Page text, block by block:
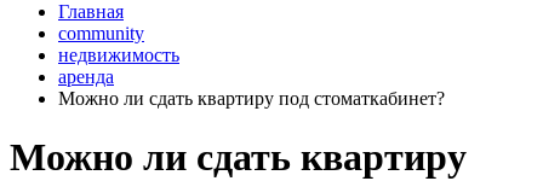
Главная
community
недвижимость
аренда
Можно ли сдать квартиру под стоматкабинет?
Можно ли сдать квартиру